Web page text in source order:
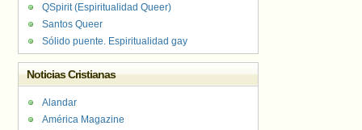
QSpirit (Espiritualidad Queer)
Santos Queer
Sólido puente. Espiritualidad gay
Noticias Cristianas
Alandar
América Magazine